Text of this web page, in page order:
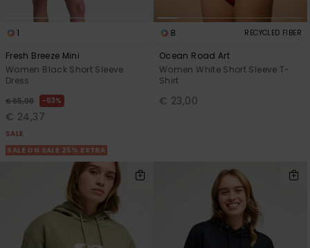
1
Fresh Breeze Mini
Women Black Short Sleeve
Dress
€ 65,00 63%
€ 24,37
SALE
SALE ON SALE 25% EXTRA
8 RECYCLED FIBER
Ocean Road Art
Women White Short Sleeve T-
Shirt
€ 23,00